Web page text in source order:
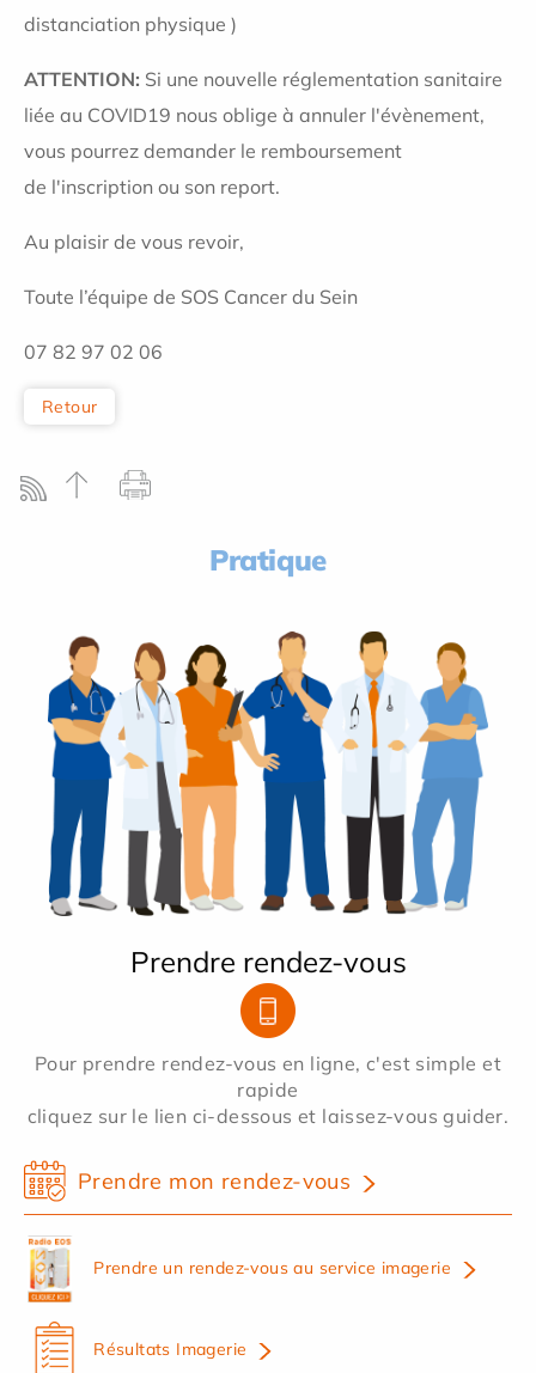
distanciation physique )
ATTENTION: Si une nouvelle réglementation sanitaire
liée au COVID19 nous oblige à annuler l'évènement,
vous pourrez demander le remboursement
de l'inscription ou son report.
Au plaisir de vous revoir,
Toute l’équipe de SOS Cancer du Sein
07 82 97 02 06
Retour
Pratique
Prendre rendez-vous
Pour prendre rendez-vous en ligne, c'est simple et
rapide
cliquez sur le lien ci-dessous et laissez-vous guider.
Prendre mon rendez-vous
Prendre un rendez-vous au service imagerie
Résultats Imagerie